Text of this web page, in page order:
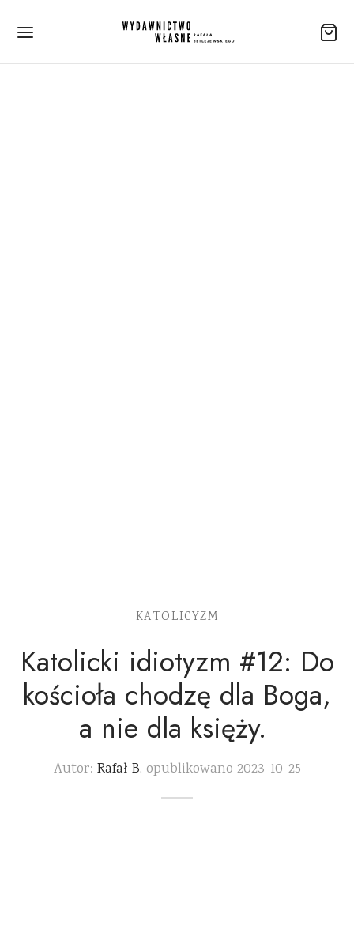
KATOLICYZM
Katolicki idiotyzm #12: Do
kościoła chodzę dla Boga,
a nie dla księży.
Autor: Rafał B. opublikowano 2023-10-25